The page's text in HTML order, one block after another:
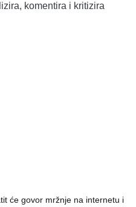
komentira i kritizira
će govor mržnje na internetu i